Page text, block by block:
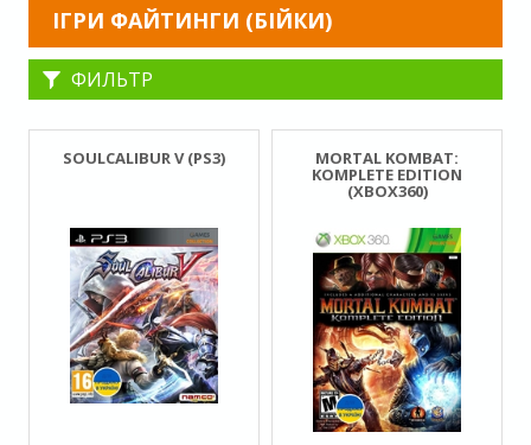
ІГРИ ФАЙТИНГИ (БІЙКИ)
ФИЛЬТР
SOULCALIBUR V (PS3) MORTAL KOMBAT:
KOMPLETE EDITION
(XBOX360)